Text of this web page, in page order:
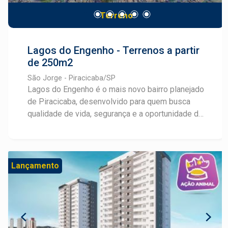
contemporânea. Garanta sua unidade neste
lançamento exclusivo. A Frias Neto oferece
atendimento personalizado para apresentar
Terreno
Lagos do Engenho - Terrenos a partir
de 250m2
São Jorge - Piracicaba/SP
Lagos do Engenho é o mais novo bairro planejado
de Piracicaba, desenvolvido para quem busca
qualidade de vida, segurança e a oportunidade de
infraestrutura completa, incluindo ruas planejadas,
rede de água e esgoto, energia elétrica e
iluminação pública, além de amplas áreas verdes
que valorizam o contato com a natureza e
proporcionam bem-estar no dia a dia. Um dos
grandes diferenciais do Lagos do Engenho é sua
ampla área de lazer, pensada para oferecer
Lançamento